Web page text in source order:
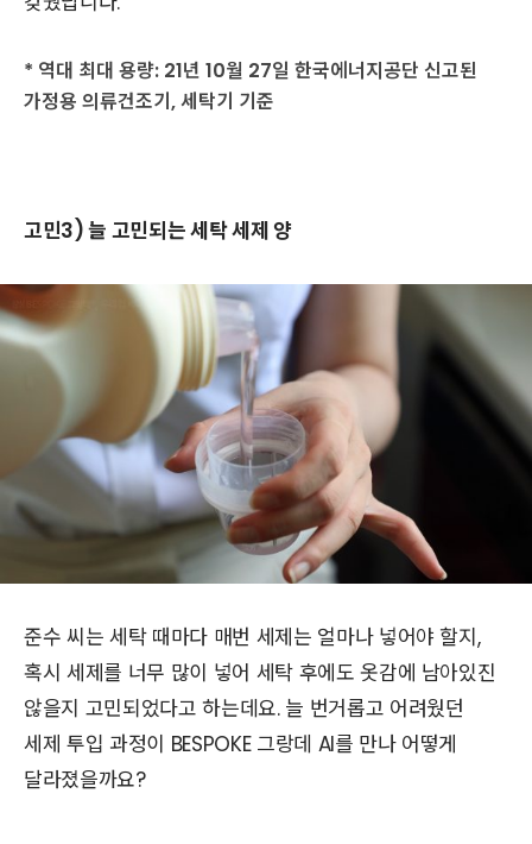
* 역대 최대 용량: 21년 10월 27일 한국에너지공단 신고된
가정용 의류건조기, 세탁기 기준
고민3) 늘 고민되는 세탁 세제 양
준수 씨는 세탁 때마다 매번 세제는 얼마나 넣어야 할지,
혹시 세제를 너무 많이 넣어 세탁 후에도 옷감에 남아있진
않을지 고민되었다고 하는데요. 늘 번거롭고 어려웠던
세제 투입 과정이 BESPOKE 그랑데 AI를 만나 어떻게
달라졌을까요?